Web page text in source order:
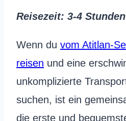
Reisezeit: 3-4 Stunden
Wenn du vom Atitlan-
reisen und eine
unkomplizierte
suchen, ist ein
die erste und